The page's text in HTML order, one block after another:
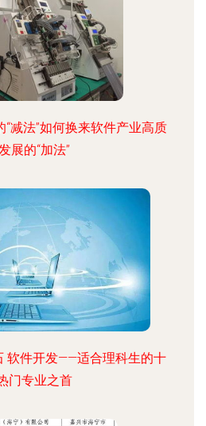
减法”如何换来软件产业高质
展的“加法”
软件开发——适合理科生的十
门专业之首